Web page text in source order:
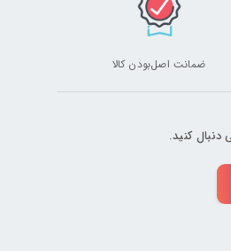
ضمانت اصل‌بودن کالا
دنبال کنید.